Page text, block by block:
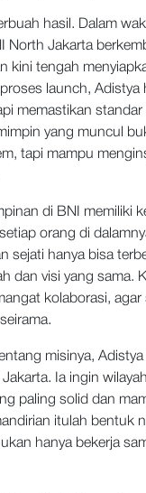
hasil. Dalam
North Jakarta
kini tengah
launch,
memastikan
yang muncul
tapi mampu
di BNI memiliki
orang di
sejati hanya bisa
dan visi yang sama.
kolaborasi,
misinya,
Ia ingin
paling solid dan
itulah bentuk
hanya bekerja